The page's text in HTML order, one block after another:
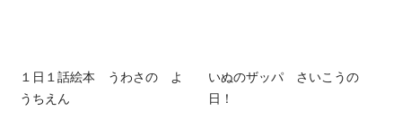
１日１話絵本 うわさの よ
うちえん
いぬのザッパ さいこうの
日！